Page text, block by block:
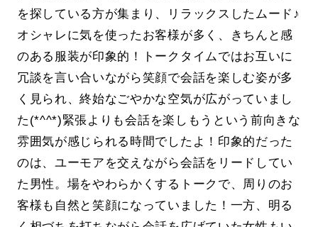
を探している方が集まり、リラックスしたムード♪
オシャレに気を使ったお客様が多く、きちんと感
のある服装が印象的！トークタイムではお互いに
冗談を言い合いながら笑顔で会話を楽しむ姿が多
く見られ、終始なごやかな空気が広がっていまし
た(*^^*)緊張よりも会話を楽しもうという前向きな
雰囲気が感じられる時間でしたよ！印象的だった
のは、ユーモアを交えながら会話をリードしてい
た男性。場をやわらかくするトークで、周りのお
客様も自然と笑顔になっていました！一方、明る